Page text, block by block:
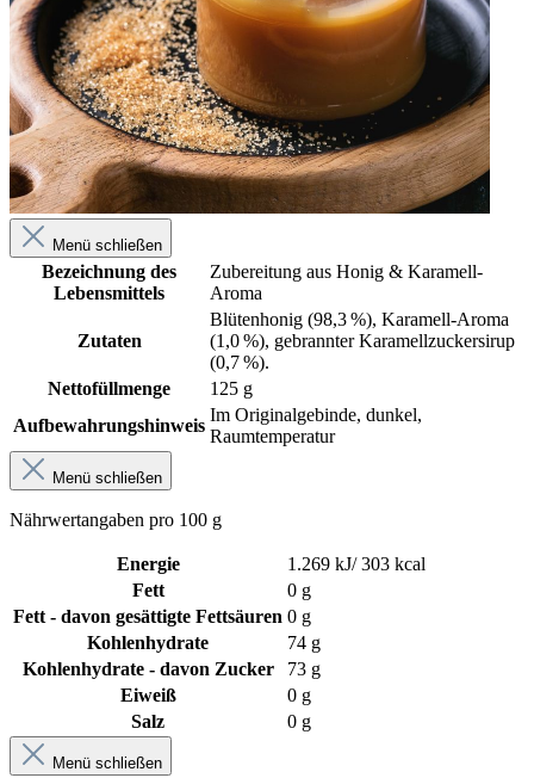
Menü schließen
Bezeichnung des
Lebensmittels
Zubereitung aus Honig & Karamell-
Aroma
Zutaten
Blütenhonig (98,3 %), Karamell-Aroma
(1,0 %), gebrannter Karamellzuckersirup
(0,7 %).
Nettofüllmenge
125 g
Aufbewahrungshinweis
Im Originalgebinde, dunkel,
Raumtemperatur
Menü schließen
Nährwertangaben pro 100 g
Energie
1.269 kJ/ 303 kcal
Fett
0 g
Fett - davon gesättigte Fettsäuren 0 g
Kohlenhydrate
74 g
Kohlenhydrate - davon Zucker
73 g
Eiweiß
0 g
Salz
0 g
Menü schließen